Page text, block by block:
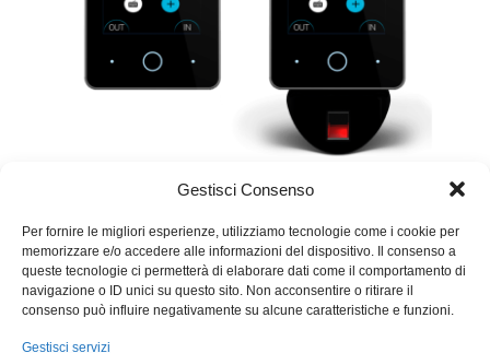
Gestisci Consenso
Per fornire le migliori esperienze, utilizziamo tecnologie come i cookie per
memorizzare e/o accedere alle informazioni del dispositivo. Il consenso a
queste tecnologie ci permetterà di elaborare dati come il comportamento di
navigazione o ID unici su questo sito. Non acconsentire o ritirare il
consenso può influire negativamente su alcune caratteristiche e funzioni.
Gestisci servizi
Innovativo, semplice e di facile
utilizzo.
X4 Glass è un terminale di rilevazione